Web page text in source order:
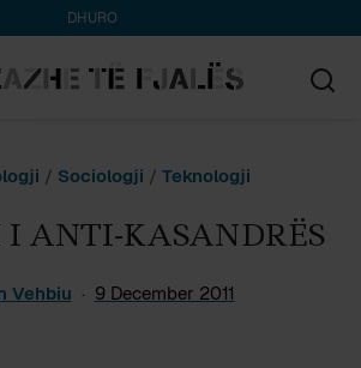
DHURO
/ Sociologji / Teknologji
ANTI-KASANDRËS
Vehbiu 9 December 2011